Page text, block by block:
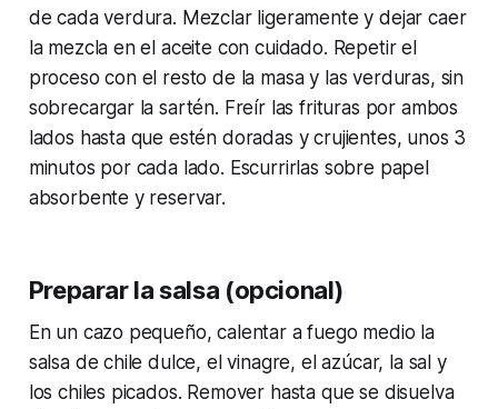
de cada verdura. Mezclar ligeramente y dejar caer
la mezcla en el aceite con cuidado. Repetir el
proceso con el resto de la masa y las verduras, sin
sobrecargar la sartén. Freír las frituras por ambos
lados hasta que estén doradas y crujientes, unos 3
minutos por cada lado. Escurrirlas sobre papel
absorbente y reservar.
Preparar la salsa (opcional)
En un cazo pequeño, calentar a fuego medio la
salsa de chile dulce, el vinagre, el azúcar, la sal y
los chiles picados. Remover hasta que se disuelva